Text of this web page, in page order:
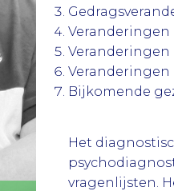
Bijkomende
Het
vragenlijsten.